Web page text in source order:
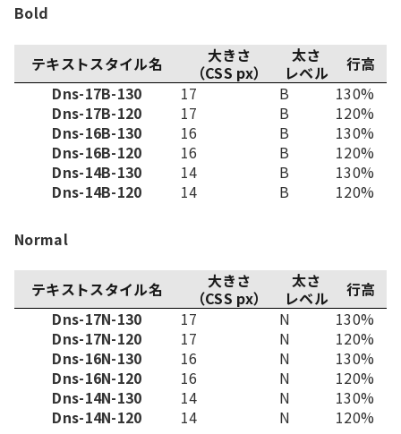
Bold
テキストスタイル名
大きさ
（CSS px）
太さ
レベル
行高
Dns-17B-130
17 B
130%
Dns-17B-120
17 B
120%
Dns-16B-130
16 B
130%
Dns-16B-120
16 B
120%
Dns-14B-130
14 B
130%
Dns-14B-120
14 B 120%
Normal
テキストスタイル名
大きさ
（CSS px）
太さ
レベル
行高
Dns-17N-130
17 N
130%
Dns-17N-120
17 N
120%
Dns-16N-130
16 N
130%
Dns-16N-120
16 N
120%
Dns-14N-130
14 N
130%
Dns-14N-120
14 N 120%